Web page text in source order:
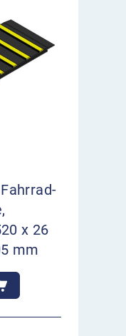
x 26
mm